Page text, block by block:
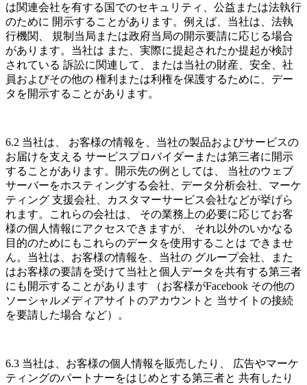
は関連会社を有する国でのセキュリティ、公益または法執行
のために 開示することがあります。例えば、当社は、法執
行機関、 規制当局または政府当局の開示要請に応じる場合
があります。当社は また、実際に提起されたか提起が検討
されている 訴訟に関連して、または当社の財産、安全、社
員およびその他の 権利または利権を保護するために、デー
タを開示することがあります。
6.2 当社は、 お客様の情報を、当社の製品およびサービスの
お届けを支える サービスプロバイダーまたは第三者に開示
することがあります。開示先の例としては、 当社のウェブ
サーバーをホスティングする会社、データ分析会社、マーケ
ティング 支援会社、カスタマーサービス会社などが挙げら
れます。これらの会社は、 その業務上の必要に応じてお客
様の個人情報にアクセスできますが、 それ以外のいかなる
目的のためにもこれらのデータを使用することは できませ
ん。当社は、お客様の情報を、当社の グループ会社、また
はお客様の要請を受けて当社と個人データを共有する第三者
にも開示することがあります （お客様がFacebook その他の
ソーシャルメディアサイトのアカウントと 当サイトの接続
を要請した場合 など）。
6.3 当社は、お客様の個人情報を販売したり、 広告やマーケ
ティングのパートナーをはじめとする第三者と 共有したり